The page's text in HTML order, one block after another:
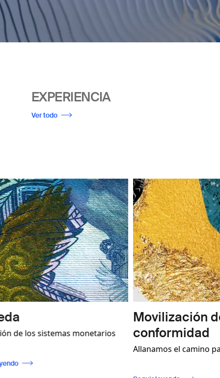
EXPERIENCIA
Ver todo
monetarios
servicios no
Imagen
Movilización de Ingresos
conformidad
Allanamos el camino para una regulación